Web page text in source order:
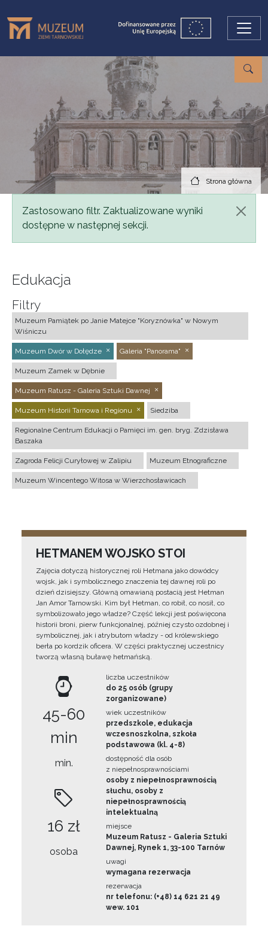
Strona główna
Komunikat
Zastosowano filtr. Zaktualizowane wyniki
dostępne w następnej sekcji.
Edukacja
Filtry
Muzeum Pamiątek po Janie Matejce "Koryznówka" w Nowym
Wiśniczu
Muzeum Dwór w Dołędze Galeria "Panorama"
Muzeum Zamek w Dębnie
Muzeum Ratusz - Galeria Sztuki Dawnej
Muzeum Historii Tarnowa i Regionu Siedziba
Regionalne Centrum Edukacji o Pamięci im. gen. bryg. Zdzisława
Baszaka
Zagroda Felicji Curyłowej w Zalipiu Muzeum Etnograficzne
Muzeum Wincentego Witosa w Wierzchosławicach
HETMANEM WOJSKO STOI
Zajęcia dotyczą historycznej roli Hetmana jako dowódcy
wojsk, jak i symbolicznego znaczenia tej dawnej roli po
dzień dzisiejszy. Główną omawianą postacią jest Hetman
Jan Amor Tarnowski. Kim był Hetman, co robił, co nosił, co
symbolizowało jego władze? Część lekcji jest poświęcona
historii broni, pierw funkcjonalnej, później czysto ozdobnej i
symbolicznej, jak i atrybutom władzy - od królewskiego
berła po kordzik oficera. W części praktycznej uczestnicy
tworzą własną buławę hetmańską.
45-60
min
min.
16 zł
osoba
liczba uczestników
do 25 osób (grupy
zorganizowane)
wiek uczestników
przedszkole, edukacja
wczesnoszkolna, szkoła
podstawowa (kl. 4-8)
dostępność dla osób
z niepełnosprawnościami
osoby z niepełnosprawnością
słuchu, osoby z
niepełnosprawnością
intelektualną
miejsce
Muzeum Ratusz - Galeria Sztuki
Dawnej, Rynek 1, 33-100 Tarnów
uwagi
wymagana rezerwacja
rezerwacja
nr telefonu: (+48) 14 621 21 49
wew. 101